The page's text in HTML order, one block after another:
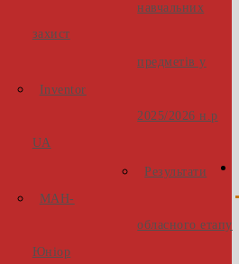
захист
Inventor
UA
МАН-
Юніор
навчальних
предметів у
2025/2026 н.р
Результати
обласного етапу